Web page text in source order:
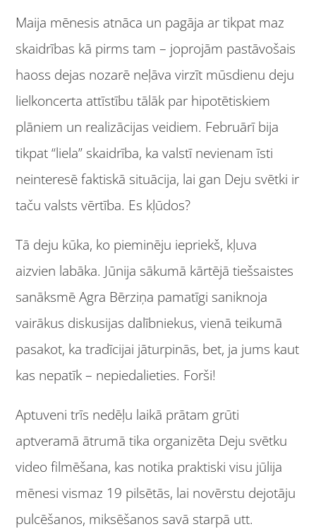
Maija mēnesis atnāca un pagāja ar tikpat maz
skaidrības kā pirms tam – joprojām pastāvošais
haoss dejas nozarē neļāva virzīt mūsdienu deju
lielkoncerta attīstību tālāk par hipotētiskiem
plāniem un realizācijas veidiem. Februārī bija
tikpat “liela” skaidrība, ka valstī nevienam īsti
neinteresē faktiskā situācija, lai gan Deju svētki ir
taču valsts vērtība. Es kļūdos?
Tā deju kūka, ko pieminēju iepriekš, kļuva
aizvien labāka. Jūnija sākumā kārtējā tiešsaistes
sanāksmē Agra Bērziņa pamatīgi saniknoja
vairākus diskusijas dalībniekus, vienā teikumā
pasakot, ka tradīcijai jāturpinās, bet, ja jums kaut
kas nepatīk – nepiedalieties. Forši!
Aptuveni trīs nedēļu laikā prātam grūti
aptveramā ātrumā tika organizēta Deju svētku
video filmēšana, kas notika praktiski visu jūlija
mēnesi vismaz 19 pilsētās, lai novērstu dejotāju
pulcēšanos, miksēšanos savā starpā utt.